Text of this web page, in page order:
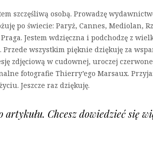
szczęśliwą osobą. Prowadzę
po świecie: Paryż, Cannes, Mediolan,
Jestem wdzięczna i podchodzę z
wszystkim pięknie dziękuję za
zdjęciową w cudownej, uroczej
fotografie Thierry’ego Marsaux.
Jeszcze raz dziękuję.
artykułu. Chcesz dowiedzieć się